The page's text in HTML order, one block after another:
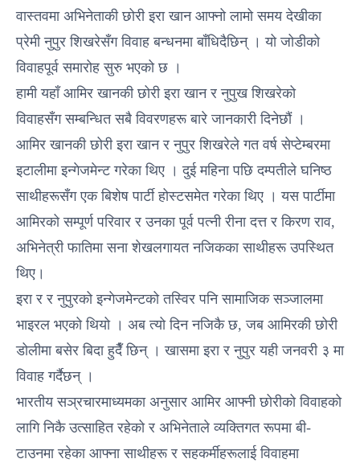
वास्तवमा अभिनेताकी छोरी इरा खान आफ्नो लामो समय देखीका
प्रेमी नुपुर शिखरेसँग विवाह बन्धनमा बाँधिदैछिन् । यो जोडीको
विवाहपूर्व समारोह सुरु भएको छ ।
हामी यहाँ आमिर खानकी छोरी इरा खान र नुपुख शिखरेको
विवाहसँग सम्बन्धित सबै विवरणहरू बारे जानकारी दिनेछाैं ।
आमिर खानकी छोरी इरा खान र नुपुर शिखरेले गत वर्ष सेप्टेम्बरमा
इटालीमा इन्गेजमेन्ट गरेका थिए । दुई महिना पछि दम्पतीले घनिष्ठ
साथीहरूसँग एक बिशेष पार्टी होस्टसमेत गरेका थिए । यस पार्टीमा
आमिरको सम्पूर्ण परिवार र उनका पूर्व पत्नी रीना दत्त र किरण राव,
अभिनेत्री फातिमा सना शेखलगायत नजिकका साथीहरू उपस्थित
थिए।
इरा र र नुपुरको इन्गेजमेन्टको तस्विर पनि सामाजिक सञ्जालमा
भाइरल भएको थियो । अब त्यो दिन नजिकै छ, जब आमिरकी छोरी
डोलीमा बसेर बिदा हुदैँ छिन् । खासमा इरा र नुपुर यही जनवरी ३ मा
विवाह गर्दैछन् ।
भारतीय सञ्रचारमाध्यमका अनुसार आमिर आफ्नी छोरीको विवाहको
लागि निकै उत्साहित रहेको र अभिनेताले व्यक्तिगत रूपमा बी-
टाउनमा रहेका आफ्ना साथीहरू र सहकर्मीहरूलाई विवाहमा